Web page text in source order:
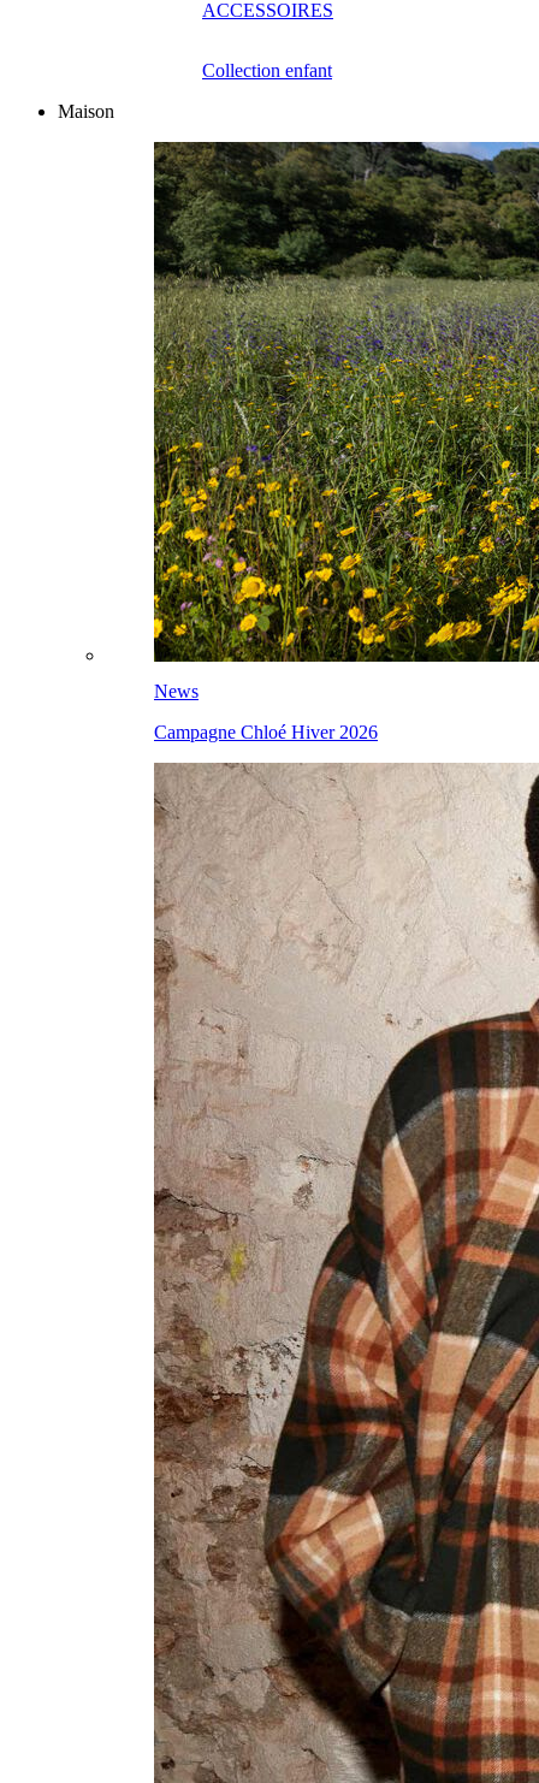
ACCESSOIRES
Collection enfant
Maison
News
Campagne Chloé Hiver 2026